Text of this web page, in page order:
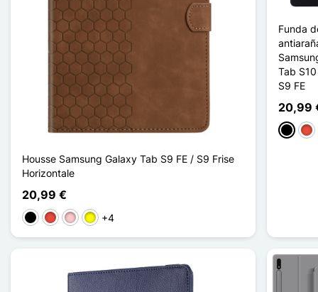
Housse Samsung Galaxy Tab S9 FE / S9 Frise
Horizontale
20,99 €
NegroRojoRosaAmarillo
+4
Funda
Tab
S9 FE
20,99
Negro